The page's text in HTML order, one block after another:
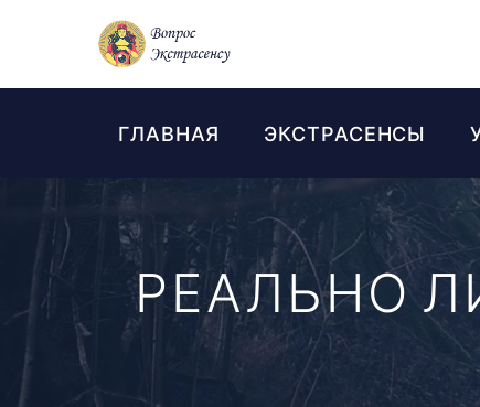
ГЛАВНАЯ ЭКСТРАСЕНСЫ
РЕАЛЬНО